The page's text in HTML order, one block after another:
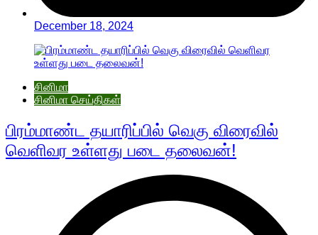
December 18, 2024
சினிமா
சினிமா செய்திகள்
பிரம்மாண்ட தயாரிப்பில் வெகு விரைவில்
வெளிவர உள்ளது படை தலைவன்!